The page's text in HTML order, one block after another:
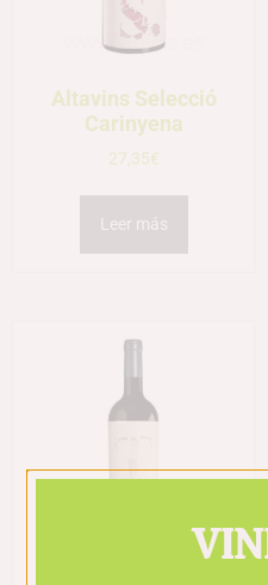
Altavins Selecció
Carinyena
27,35€
Leer más